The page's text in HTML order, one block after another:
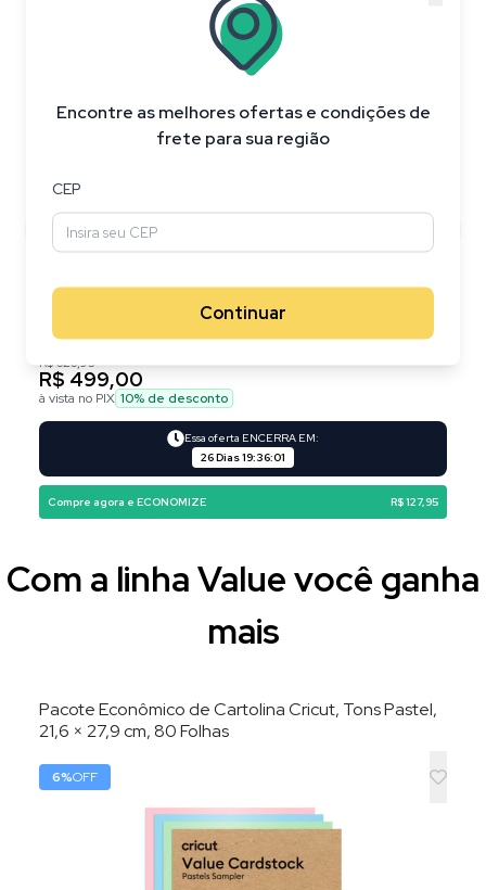
Encontre as melhores ofertas e condições de
frete para sua região
CEP
Continuar
R$ 626,95
R$ 499,00
à vista no PIX 10% de desconto
Essa oferta ENCERRA EM:
26 Dias 19:36:00
Compre agora e ECONOMIZE R$ 127,95
Com a linha Value você ganha
mais
Pacote Econômico de Cartolina Cricut, Tons Pastel,
21,6 × 27,9 cm, 80 Folhas
6%OFF